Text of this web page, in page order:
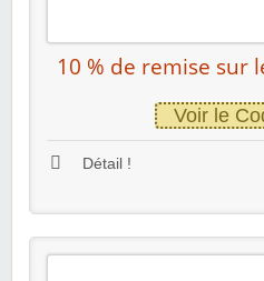
10 % de remise sur
Voir le
Détail !